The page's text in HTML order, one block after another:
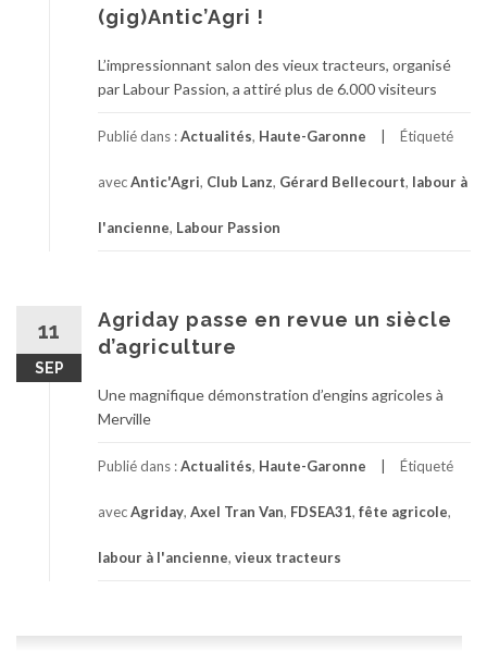
(gig)Antic’Agri !
L’impressionnant salon des vieux tracteurs, organisé
par Labour Passion, a attiré plus de 6.000 visiteurs
Publié dans :Actualités, Haute-Garonne Étiqueté
avecAntic'Agri, Club Lanz, Gérard Bellecourt, labour à
l'ancienne, Labour Passion
11
SEP
Agriday passe en revue un siècle
d’agriculture
Une magnifique démonstration d’engins agricoles à
Merville
Publié dans :Actualités, Haute-Garonne Étiqueté
avecAgriday, Axel Tran Van, FDSEA31, fête agricole,
labour à l'ancienne, vieux tracteurs